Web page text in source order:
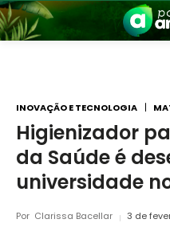
INOVAÇÃO E TECNOLOGIA
Higienizador
da Saúde é
universidade
Por Clarissa Bacellar 3 de